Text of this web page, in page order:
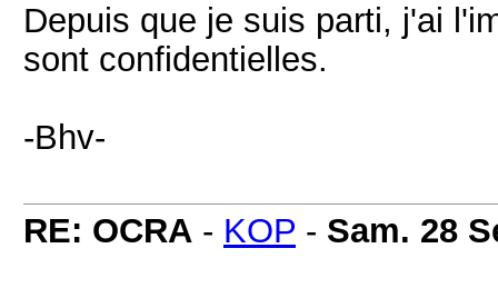
Depuis que je suis parti, j'ai
sont confidentielles.
-Bhv-
RE: OCRA - KOP - Sam. 28